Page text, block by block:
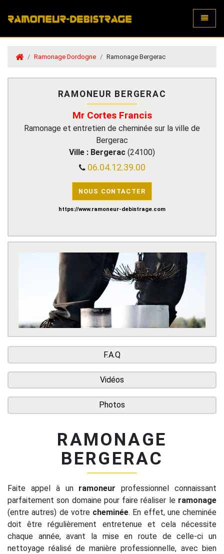
Ramonage Dordogne Ramonage Bergerac
RAMONEUR BERGERAC
Mr Cortes Francis
Ramonage et entretien de cheminée sur la ville de
Bergerac
Ville : Bergerac (24100)
06.04.12.39.00
NOUS CONTACTER
https://www.ramoneur-debistrage.com
F.A.Q
Vidéos
Photos
RAMONAGE
BERGERAC
Faite appel à un ramoneur professionnel connaissant
parfaitement son domaine pour faire réaliser le ramonage
(entre autres) de votre cheminée. En effet, une cheminée
doit être régulièrement entretenue et cela nécessite
chaque année, avant la mise en route de celle-ci un
nettoyage réalisé de manière professionnelle, avec bien